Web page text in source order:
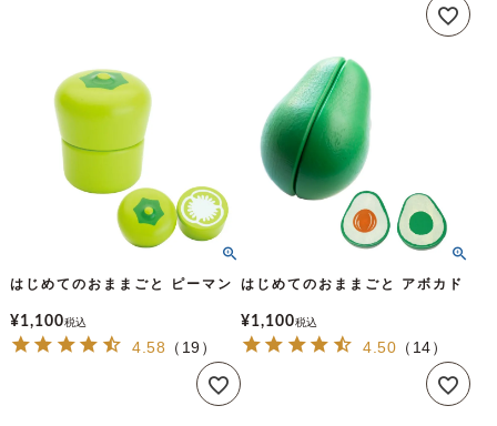
はじめてのおままごと ピーマン
¥1,100税込
4.58 （ 19）
はじめてのおままごと アボカド
¥1,100税込
4.50 （ 14）